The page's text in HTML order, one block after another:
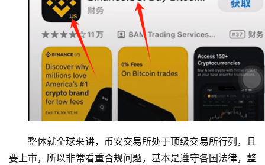
整体就全球来讲，币安交易所处于顶级交易所行列，且
要上市，所以非常看重合规问题，基本是遵守各国法律，整